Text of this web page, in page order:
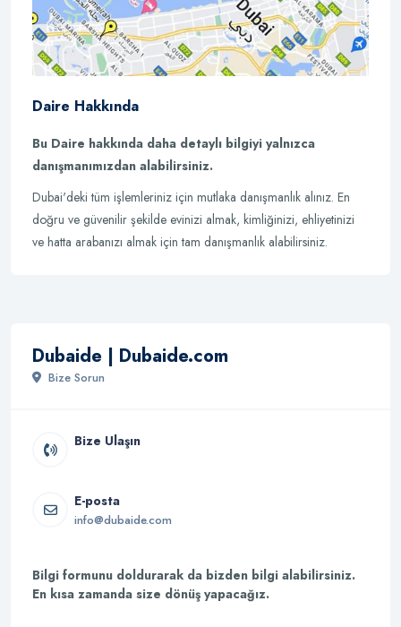
Daire Hakkında
Bu Daire hakkında daha detaylı bilgiyi yalnızca
danışmanımızdan alabilirsiniz.
Dubai'deki tüm işlemleriniz için mutlaka danışmanlık alınız. En
doğru ve güvenilir şekilde evinizi almak, kimliğinizi, ehliyetinizi
ve hatta arabanızı almak için tam danışmanlık alabilirsiniz.
Dubaide | Dubaide.com
Bize Sorun
Bize Ulaşın
E-posta
info@dubaide.com
Bilgi formunu doldurarak da bizden bilgi alabilirsiniz.
En kısa zamanda size dönüş yapacağız.